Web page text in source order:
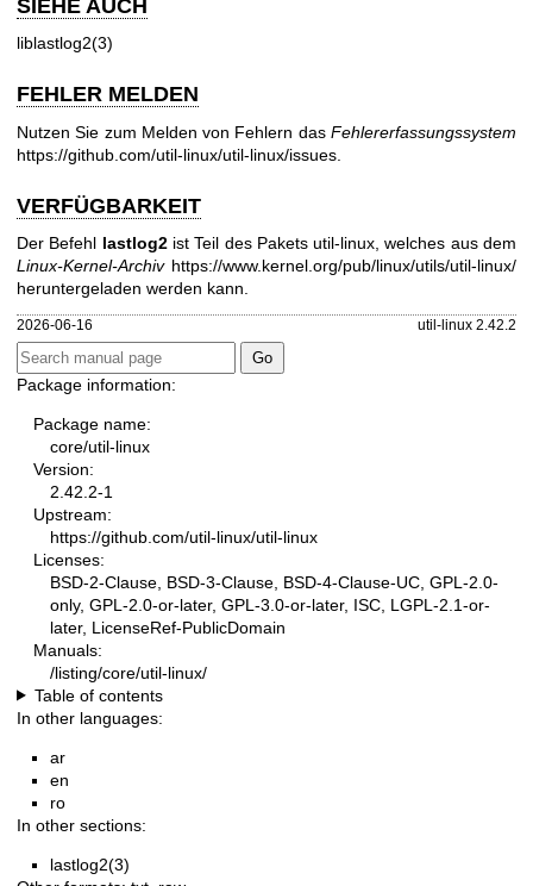
SIEHE AUCH
liblastlog2(3)
FEHLER MELDEN
Nutzen Sie zum Melden von Fehlern das Fehlererfassungssystem
https://github.com/util-linux/util-linux/issues
VERFÜGBARKEIT
Der Befehl lastlog2ist Teil des Pakets util-linux, welches aus dem
Linux-Kernel-Archiv https://www.kernel.org/pub/linux/utils/util-linux/
heruntergeladen werden kann.
2026-06-16 util-linux 2.42.2
Package information:
Package name:
core/util-linux
Version:
2.42.2-1
Upstream:
https://github.com/util-linux/util-linux
Licenses:
BSD-2-Clause, BSD-3-Clause, BSD-4-Clause-UC, GPL-2.0-
only, GPL-2.0-or-later, GPL-3.0-or-later, ISC, LGPL-2.1-or-
later, LicenseRef-PublicDomain
Manuals:
/listing/core/util-linux/
Table of contents
In other languages:
ar
en
ro
In other sections:
lastlog2(3)